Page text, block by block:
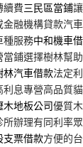
續費三民區當鋪
融機構貸款汽
種服務中和機車
鋪選擇樹林幫
林汽車借款法定
息專營高品質
木地板公司優質
辦理有同利率
支票借款方便的